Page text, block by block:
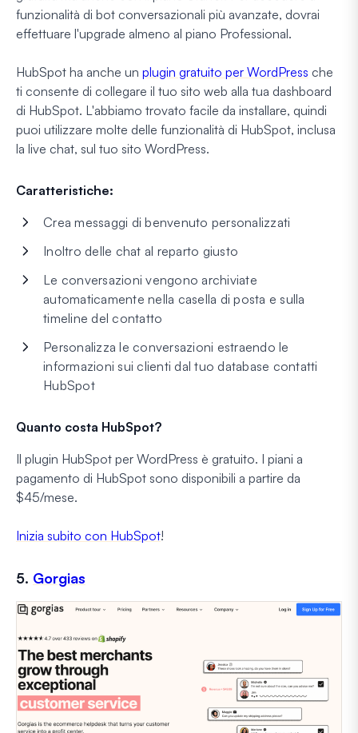
funzionalità di bot conversazionali più avanzate, dovrai
effettuare l'upgrade almeno al piano Professional.
HubSpot ha anche un plugin gratuito per WordPress che
ti consente di collegare il tuo sito web alla tua dashboard
di HubSpot. L'abbiamo trovato facile da installare, quindi
puoi utilizzare molte delle funzionalità di HubSpot, inclusa
la live chat, sul tuo sito WordPress.
Caratteristiche:
Crea messaggi di benvenuto personalizzati
Inoltro delle chat al reparto giusto
Le conversazioni vengono archiviate
automaticamente nella casella di posta e sulla
timeline del contatto
Personalizza le conversazioni estraendo le
informazioni sui clienti dal tuo database contatti
HubSpot
Quanto costa HubSpot?
Il plugin HubSpot per WordPress è gratuito. I piani a
pagamento di HubSpot sono disponibili a partire da
$45/mese.
Inizia subito con HubSpot!
5. Gorgias